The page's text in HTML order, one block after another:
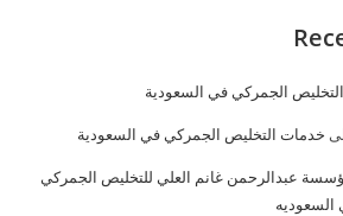
الجمركي في السعودية
خدمات التخليص الجمركي في السعودية
عبدالرحمن غانم العلي للتخليص الجمركي
السعوديه